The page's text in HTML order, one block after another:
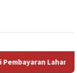
Konspirasi dan